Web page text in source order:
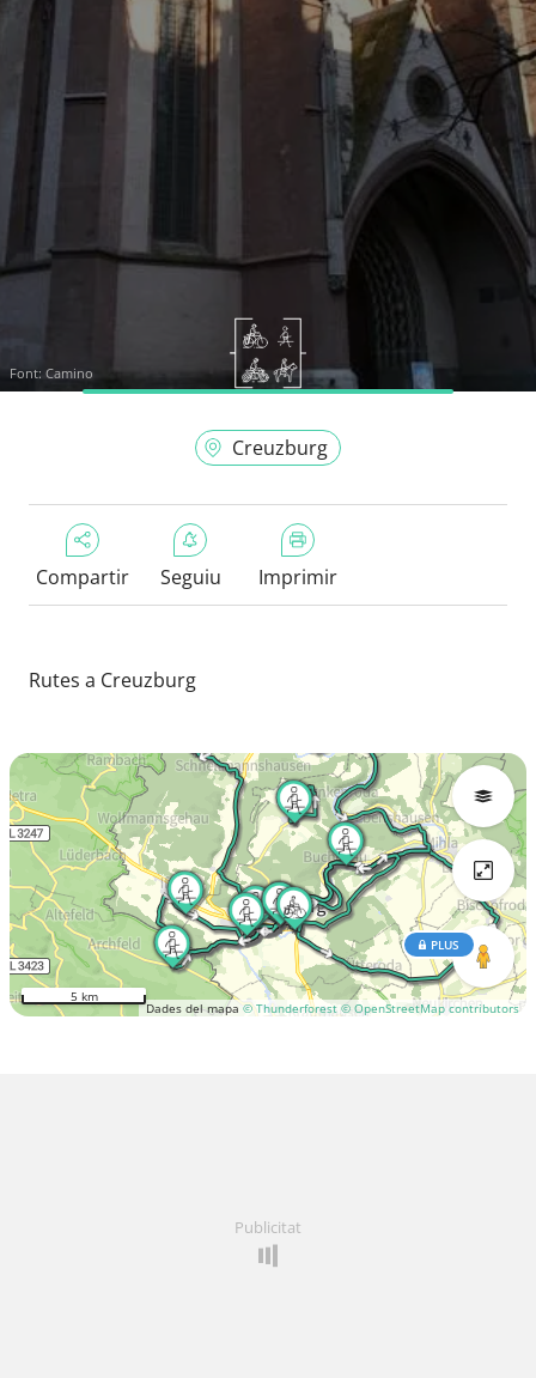
Font: Camino
Creuzburg
Compartir Seguiu Imprimir
Rutes a Creuzburg
Dades del mapa © Thunderforest © OpenStreetMap contributors
PLUS
5 km
Publicitat